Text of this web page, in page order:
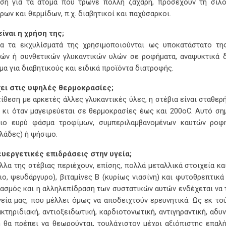
για τα άτομα που τρώνε πολλή ζάχαρη, προσέχουν τη
και θερμίδων, π.χ. διαβητικοί και παχύσαρκοι.
η χρήση της;
τα εκχυλίσματά της χρησιμοποιούνται ως υποκατάστατο
ή συνθετικών γλυκαντικών υλών σε ροφήματα, αναψυκτικά
για διαβητικούς και ειδικά προϊόντα διατροφής.
στις υψηλές θερμοκρασίες;
με αρκετές άλλες γλυκαντικές ύλες, η στέβια είναι
όταν μαγειρεύεται σε θερμοκρασίες έως και 200οC. Αυτό
ευρύ φάσμα τροφίμων, συμπεριλαμβανομένων καυτών
ή ψήσιμο.
επιδράσεις στην υγεία;
της στέβιας περιέχουν, επίσης, πολλά μεταλλικά στοιχεία
ψευδάργυρο), βιταμίνες Β (κυρίως νιασίνη) και
και η αλληλεπίδραση των συστατικών αυτών ενδέχεται
μας, που μέλλει όμως να αποδειχτούν ερευνητικά. Ως εκ
αντιοξειδωτική, καρδιοτονωτική, αντιγηραντική,
πρέπει να θεωρούνται, τουλάχιστον μέχρι αξιόπιστης